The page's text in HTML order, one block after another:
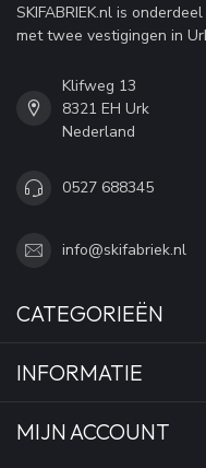
SKIFABRIEK.nl is
met twee vestigingen in
Klifweg 13
8321 EH Urk
Nederland
0527 688345
info@skifabriek.nl
CATEGORIEËN
INFORMATIE
MIJN ACCOUNT